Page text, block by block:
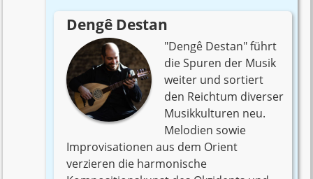
Veranstaltungen
Rückblende auf
Highlights
Neuigkeiten
Künstler
Dengê Destan
"Dengê Destan" führt
die Spuren der Musik
weiter und sortiert
den Reichtum diverser
Musikkulturen neu.
Melodien sowie
Improvisationen aus dem Orient
verzieren die harmonische